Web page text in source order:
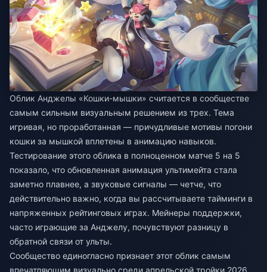
Облик Анджелы «Кошки-мышки» считается в сообществе
самым сильным визуальным решением из трех. Тема
игривая, но проработанная — причудливые мотивы погони
кошки за мышкой вплетены в анимацию навыков.
Тестирование этого облика в полноценном матче 5 на 5
показало, что обновленная анимация ультимейта стала
заметно плавнее, а звуковые сигналы — четче, что
действительно важно, когда вы рассчитываете тайминги в
напряженных рейтинговых играх. Мейнеры поддержки,
часто играющие за Анджелу, почувствуют разницу в
обратной связи от ульты.
Сообщество единогласно признает этот облик самым
впечатляющим визуально среди апрельской тройки 2026